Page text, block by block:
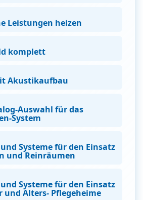
Leistungen heizen
komplett
Akustikaufbau
Auswahl für das
System
Systeme für den Einsatz
und Reinräumen
Systeme für den Einsatz
und Alters- Pflegeheime